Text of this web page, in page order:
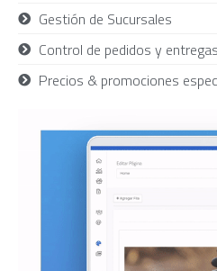
Gestión de Sucursales
Control de pedidos y entregas
Precios & promociones